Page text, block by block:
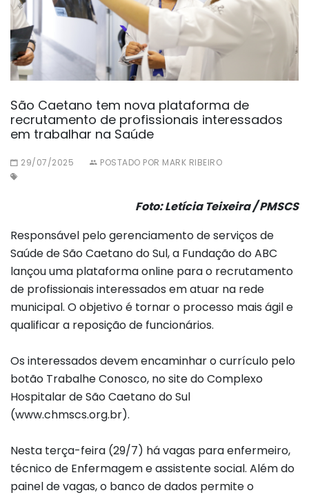
São Caetano tem nova plataforma de
recrutamento de profissionais interessados
em trabalhar na Saúde
29/07/2025 POSTADO POR MARK RIBEIRO
Foto: Letícia Teixeira / PMSCS
Responsável pelo gerenciamento de serviços de
Saúde de São Caetano do Sul, a Fundação do ABC
lançou uma plataforma online para o recrutamento
de profissionais interessados em atuar na rede
municipal. O objetivo é tornar o processo mais ágil e
qualificar a reposição de funcionários.
Os interessados devem encaminhar o currículo pelo
botão Trabalhe Conosco, no site do Complexo
Hospitalar de São Caetano do Sul
(www.chmscs.org.br).
Nesta terça-feira (29/7) há vagas para enfermeiro,
técnico de Enfermagem e assistente social. Além do
painel de vagas, o banco de dados permite o